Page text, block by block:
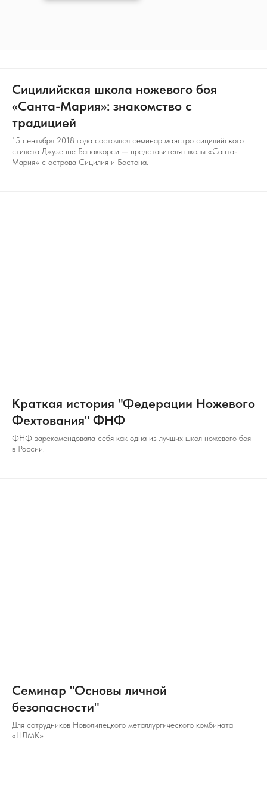
Сицилийская школа ножевого боя
«Санта-Мария»: знакомство с
традицией
15 сентября 2018 года состоялся семинар маэстро сицилийского
стилета Джузеппе Банаккорси — представителя школы «Санта-
Мария» с острова Сицилия и Бостона.
Краткая история "Федерации Ножевого
Фехтования" ФНФ
ФНФ зарекомендовала себя как одна из лучших школ ножевого боя
в России.
Семинар "Основы личной
безопасности"
Для сотрудников Новолипецкого металлургического комбината
«НЛМК»